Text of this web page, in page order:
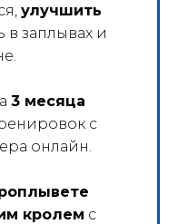
улучшить
в заплывах и
3 месяца
с
онлайн.
кролем с